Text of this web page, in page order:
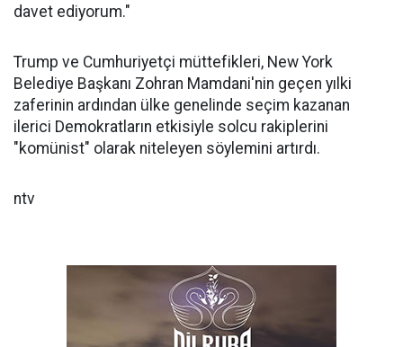
davet ediyorum."
Trump ve Cumhuriyetçi müttefikleri, New York
Belediye Başkanı Zohran Mamdani'nin geçen yılki
zaferinin ardından ülke genelinde seçim kazanan
ilerici Demokratların etkisiyle solcu rakiplerini
"komünist" olarak niteleyen söylemini artırdı.
ntv